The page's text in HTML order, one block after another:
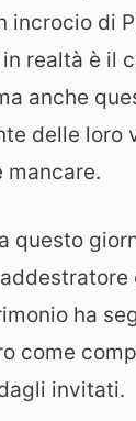
incrocio di
realtà è il
anche
delle loro
mancare.
questo
ha
come
invitati.